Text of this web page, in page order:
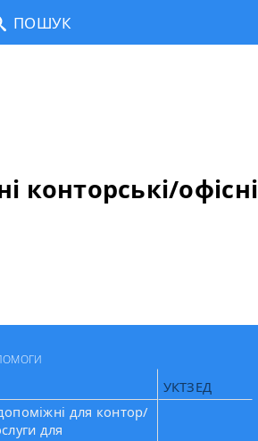
ПОШУК
конторські/офісні
УКТЗЕД
для контор/
для